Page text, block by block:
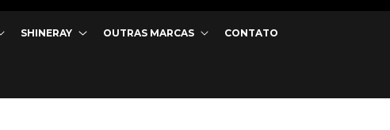
SHINERAY OUTRAS MARCAS CONTATO